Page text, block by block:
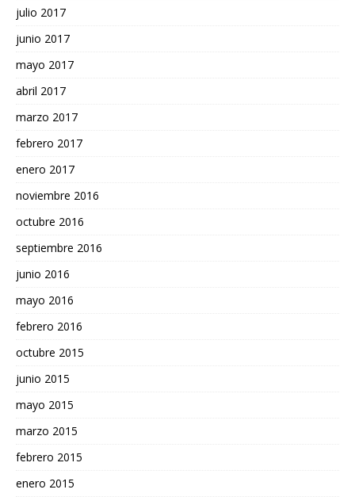
julio 2017
junio 2017
mayo 2017
abril 2017
marzo 2017
febrero 2017
enero 2017
noviembre 2016
octubre 2016
septiembre 2016
junio 2016
mayo 2016
febrero 2016
octubre 2015
junio 2015
mayo 2015
marzo 2015
febrero 2015
enero 2015